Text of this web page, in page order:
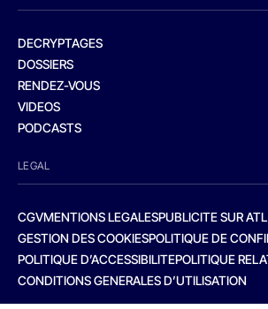
DECRYPTAGES
DOSSIERS
RENDEZ-VOUS
VIDEOS
PODCASTS
LEGAL
CGVMENTIONS LEGALESPUBLICITE SUR
GESTION DES COOKIESPOLITIQUE DE
POLITIQUE D’ACCESSIBILITEPOLITIQUE
CONDITIONS GENERALES D’UTILISATION